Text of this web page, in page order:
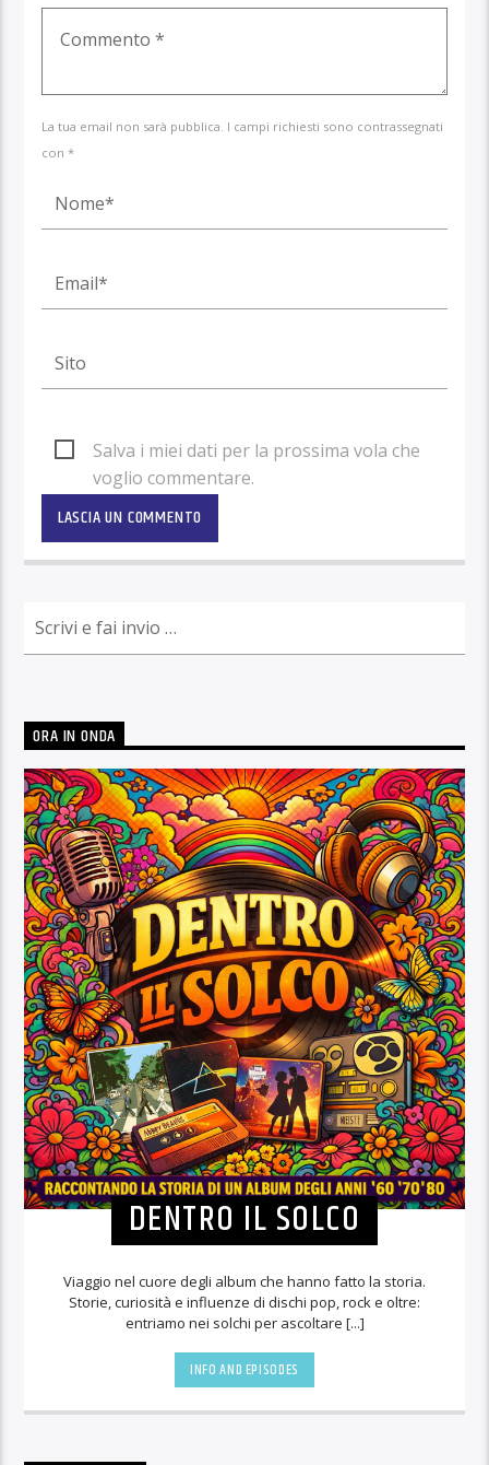
La tua email non sarà pubblica. I campi richiesti sono contrassegnati
con *
Salva i miei dati per la prossima vola che
voglio commentare.
ORA IN ONDA
DENTRO IL SOLCO
Viaggio nel cuore degli album che hanno fatto la storia.
Storie, curiosità e influenze di dischi pop, rock e oltre:
entriamo nei solchi per ascoltare [...]
INFO AND EPISODES